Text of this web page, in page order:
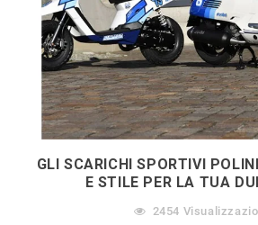
GLI SCARICHI SPORTIVI
E STILE PER LA TUA
2454